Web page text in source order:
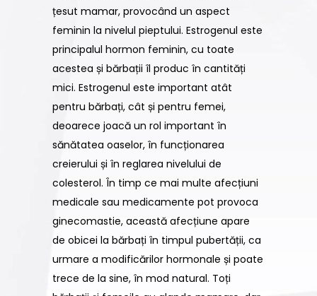
țesut mamar, provocând un aspect
feminin la nivelul pieptului. Estrogenul este
principalul hormon feminin, cu toate
acestea și bărbații îl produc în cantități
mici. Estrogenul este important atât
pentru bărbați, cât și pentru femei,
deoarece joacă un rol important în
sănătatea oaselor, în funcționarea
creierului și în reglarea nivelului de
colesterol. În timp ce mai multe afecțiuni
medicale sau medicamente pot provoca
ginecomastie, această afecțiune apare
de obicei la bărbați în timpul pubertății, ca
urmare a modificărilor hormonale și poate
trece de la sine, în mod natural. Toți